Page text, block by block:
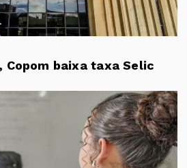
Copom baixa taxa Selic